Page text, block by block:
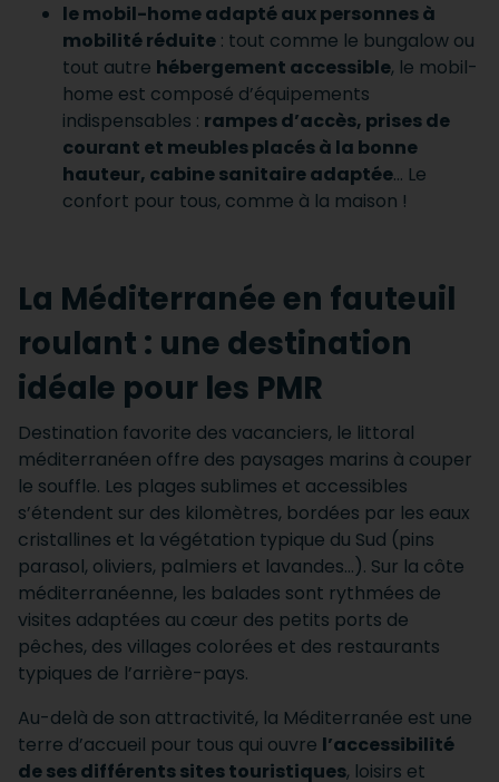
le mobil-home adapté aux personnes à
mobilité réduite : tout comme le bungalow ou
tout autre hébergement accessible, le mobil-
home est composé d’équipements
indispensables : rampes d’accès, prises de
courant et meubles placés à la bonne
hauteur, cabine sanitaire adaptée… Le
confort pour tous, comme à la maison !
La Méditerranée en fauteuil
roulant : une destination
idéale pour les PMR
Destination favorite des vacanciers, le littoral
méditerranéen offre des paysages marins à couper
le souffle. Les plages sublimes et accessibles
s’étendent sur des kilomètres, bordées par les eaux
cristallines et la végétation typique du Sud (pins
parasol, oliviers, palmiers et lavandes…). Sur la côte
méditerranéenne, les balades sont rythmées de
visites adaptées au cœur des petits ports de
pêches, des villages colorées et des restaurants
typiques de l’arrière-pays.
Au-delà de son attractivité, la Méditerranée est une
terre d’accueil pour tous qui ouvre l’accessibilité
de ses différents sites touristiques, loisirs et